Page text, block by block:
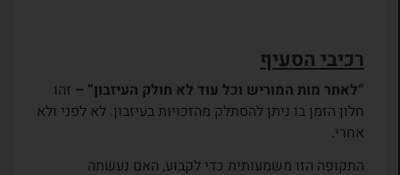
רכיבי הסעיף
“לאחר מות המוריש וכל עוד לא חולק העיזבון” – זהו
חלון הזמן בו ניתן להסתלק מהזכויות בעיזבון. לא לפני ולא
אחרי.
התקופה הזו משמעותית כדי לקבוע, האם נעשתה